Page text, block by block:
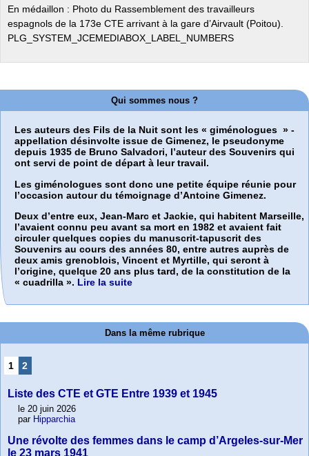
En médaillon : Photo du Rassemblement des travailleurs
espagnols de la 173e CTE arrivant à la gare d’Airvault (Poitou).
PLG_SYSTEM_JCEMEDIABOX_LABEL_NUMBERS
Qui sommes nous ?
Les auteurs des Fils de la Nuit sont les « giménologues » -
appellation désinvolte issue de Gimenez, le pseudonyme
depuis 1935 de Bruno Salvadori, l’auteur des Souvenirs qui
ont servi de point de départ à leur travail.
Les giménologues sont donc une petite équipe réunie pour
l’occasion autour du témoignage d’Antoine Gimenez.
Deux d’entre eux, Jean-Marc et Jackie, qui habitent Marseille,
l’avaient connu peu avant sa mort en 1982 et avaient fait
circuler quelques copies du manuscrit-tapuscrit des
Souvenirs au cours des années 80, entre autres auprès de
deux amis grenoblois, Vincent et Myrtille, qui seront à
l’origine, quelque 20 ans plus tard, de la constitution de la
« cuadrilla ». Lire la suite
Dans la même rubrique
1 2
Liste des CTE et GTE Entre 1939 et 1945
le 20 juin 2026
par Hipparchia
Une révolte des femmes dans le camp d’Argeles-sur-Mer
le 23 mars 1941